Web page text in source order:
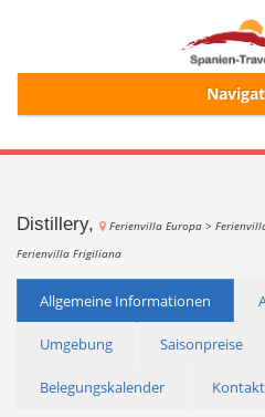
Start
Distillery, Ferienvilla Europa >
Ferienvilla Frigiliana
Allgemeine Informationen
Umgebung Saisonpreise
Belegungskalender Kontakt